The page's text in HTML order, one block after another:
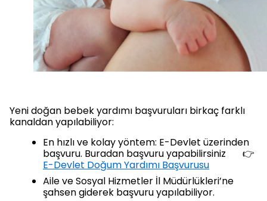
Yeni doğan bebek yardımı başvuruları birkaç farklı
kanaldan yapılabiliyor:
En hızlı ve kolay yöntem: E-Devlet üzerinden
başvuru. Buradan başvuru yapabilirsiniz 👉
E-Devlet Doğum Yardımı Başvurusu
Aile ve Sosyal Hizmetler İl Müdürlükleri’ne
şahsen giderek başvuru yapılabiliyor.